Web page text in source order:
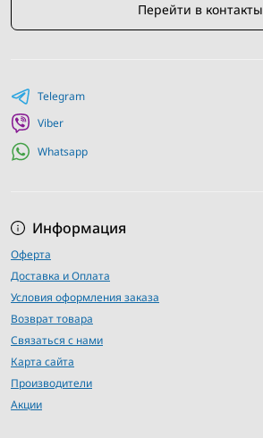
Перейти в контакты
Информация
Оферта
Доставка и Оплата
Условия оформления заказа
Возврат товара
Связаться с нами
Карта сайта
Производители
Акции
Telegram
Viber
Whatsapp